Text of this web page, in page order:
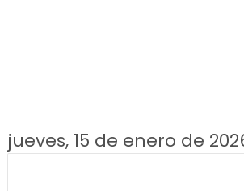
jueves, 15 de enero de